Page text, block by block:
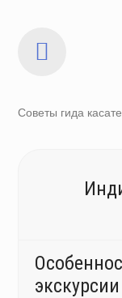
Советы гида
экскурсии